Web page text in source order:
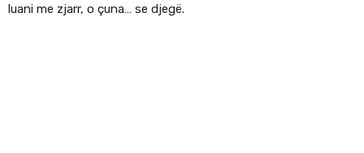
luani me zjarr, o çuna… se djegë.